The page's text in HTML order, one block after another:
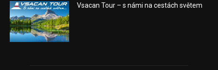
Vsacan Tour – s námi na cestách světem